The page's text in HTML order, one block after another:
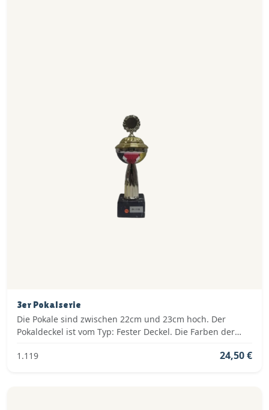
3er Pokalserie
Die Pokale sind zwischen 22cm und 23cm hoch. Der
Pokaldeckel ist vom Typ: Fester Deckel. Die Farben der
1.119
24,50 €